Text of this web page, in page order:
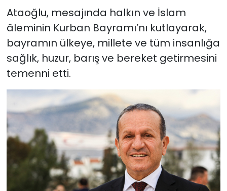
Ataoğlu, mesajında halkın ve İslam
âleminin Kurban Bayramı’nı kutlayarak,
bayramın ülkeye, millete ve tüm insanlığa
sağlık, huzur, barış ve bereket getirmesini
temenni etti.